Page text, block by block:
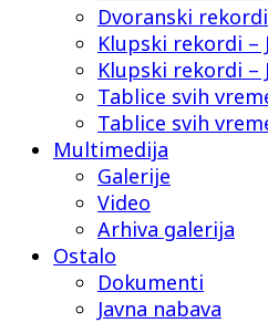
Dvoranski
Klupski rekordi –
Klupski rekordi –
Tablice svih
Tablice svih
Multimedija
Galerije
Video
Arhiva galerija
Ostalo
Dokumenti
Javna nabava